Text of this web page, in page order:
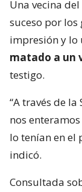
Una vecina
suceso por los
impresión y lo
matado a un
testigo.
“A través de
nos
lo tenían en el
indicó.
Consultada